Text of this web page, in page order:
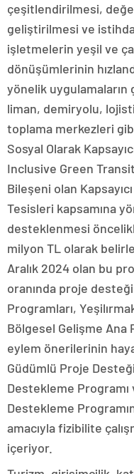
çeşitlendirilmesi,
geliştirilmesi ve
işletmelerin yeşil ve
dönüşümlerinin
yönelik uygulamaların
liman, demiryolu,
toplama merkezleri
Sosyal Olarak
Inclusive Green
Bileşeni olan
Tesisleri kapsamına
desteklenmesi
milyon TL olarak
Aralık 2024 olan bu
oranında proje
Programları,
Bölgesel Gelişme Ana
eylem önerilerinin
Güdümlü Proje
Destekleme Programı
Destekleme
amacıyla fizibilite
içeriyor.